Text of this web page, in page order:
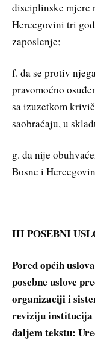
disciplinske mjere
Hercegovini tri
zaposlenje;
f. da se protiv
pravomoćno
sa izuzetkom
saobraćaju, u
g. da nije
Bosne i
III POSEBNI
Pored općih
posebne uslove
organizaciji i
reviziju institucija
daljem tekstu: